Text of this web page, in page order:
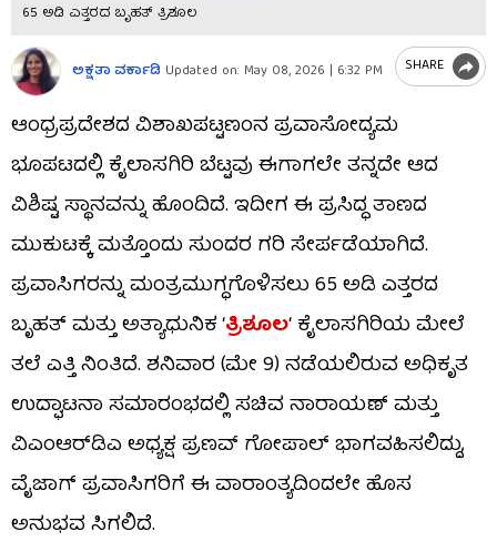
65 ಅಡಿ ಎತ್ತರದ ಬೃಹತ್‌ ತ್ರಿಶೂಲ
ಅಕ್ಷತಾ ವರ್ಕಾಡಿ Updated on: May 08, 2026 | 6:32 PM SHARE
ಆಂಧ್ರಪ್ರದೇಶದ ವಿಶಾಖಪಟ್ಟಣಂನ ಪ್ರವಾಸೋದ್ಯಮ
ಭೂಪಟದಲ್ಲಿ ಕೈಲಾಸಗಿರಿ ಬೆಟ್ಟವು ಈಗಾಗಲೇ ತನ್ನದೇ ಆದ
ವಿಶಿಷ್ಟ ಸ್ಥಾನವನ್ನು ಹೊಂದಿದೆ. ಇದೀಗ ಈ ಪ್ರಸಿದ್ಧ ತಾಣದ
ಮುಕುಟಕ್ಕೆ ಮತ್ತೊಂದು ಸುಂದರ ಗರಿ ಸೇರ್ಪಡೆಯಾಗಿದೆ.
ಪ್ರವಾಸಿಗರನ್ನು ಮಂತ್ರಮುಗ್ಧಗೊಳಿಸಲು 65 ಅಡಿ ಎತ್ತರದ
ಬೃಹತ್‌ ಮತ್ತು ಅತ್ಯಾಧುನಿಕ ‘ತ್ರಿಶೂಲ‘ ಕೈಲಾಸಗಿರಿಯ ಮೇಲೆ
ತಲೆ ಎತ್ತಿ ನಿಂತಿದೆ. ಶನಿವಾರ (ಮೇ 9) ನಡೆಯಲಿರುವ ಅಧಿಕೃತ
ಉದ್ಘಾಟನಾ ಸಮಾರಂಭದಲ್ಲಿ ಸಚಿವ ನಾರಾಯಣ್ ಮತ್ತು
ವಿಎಂಆರ್‌ಡಿಎ ಅಧ್ಯಕ್ಷ ಪ್ರಣವ್ ಗೋಪಾಲ್ ಭಾಗವಹಿಸಲಿದ್ದು,
ವೈಜಾಗ್ ಪ್ರವಾಸಿಗರಿಗೆ ಈ ವಾರಾಂತ್ಯದಿಂದಲೇ ಹೊಸ
ಅನುಭವ ಸಿಗಲಿದೆ.